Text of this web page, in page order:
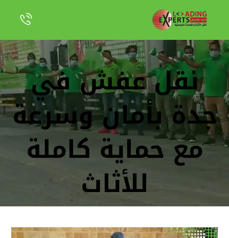
نقل عفش في
جدة بأمان وسرعة
مع حماية كاملة
للأثاث